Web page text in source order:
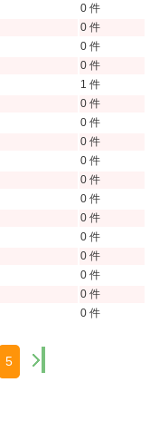
0 件
0 件
0 件
0 件
1 件
0 件
0 件
0 件
0 件
0 件
0 件
0 件
0 件
0 件
0 件
0 件
0 件
5